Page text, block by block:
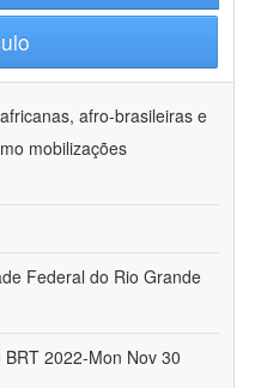
afro-brasileiras e
mobilizações
Federal do Rio Grande
2022-Mon Nov 30